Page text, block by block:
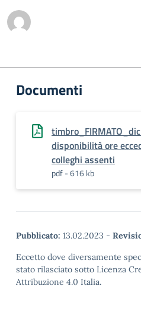
Documenti
disponibilità ore
colleghi assenti
pdf - 616 kb
Pubblicato: 13.02.2023 -
Eccetto dove diversamente
stato rilasciato sotto Licenza
Attribuzione 4.0 Italia.